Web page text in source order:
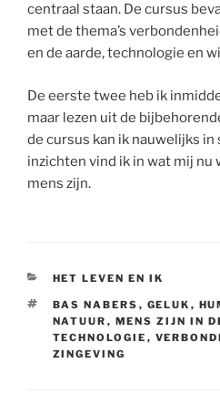
centraal staan. De cursus
met de thema’s
en de aarde, technologie en
De eerste twee heb ik
maar lezen uit de
de cursus kan ik nauwelijks in
inzichten vind ik in wat mij nu
mens zijn.
CATEGORIEËN
HET LEVEN EN IK
TAGS
BAS NABERS , GELUK ,
NATUUR , MENS ZIJN IN
TECHNOLOGIE ,
ZINGEVING